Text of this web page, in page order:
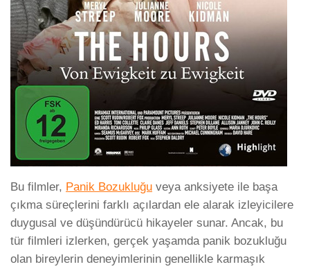
Bu filmler, Panik Bozukluğu veya anksiyete ile başa
çıkma süreçlerini farklı açılardan ele alarak izleyicilere
duygusal ve düşündürücü hikayeler sunar. Ancak, bu
tür filmleri izlerken, gerçek yaşamda panik bozukluğu
olan bireylerin deneyimlerinin genellikle karmaşık